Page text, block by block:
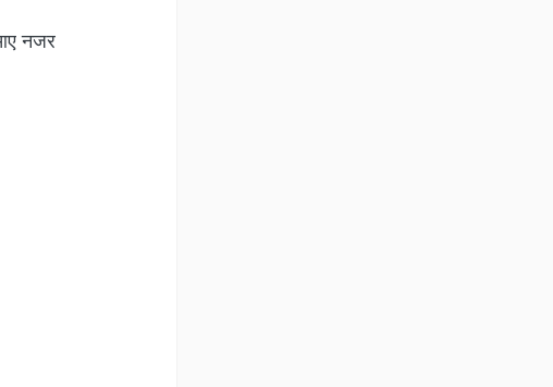
नजर